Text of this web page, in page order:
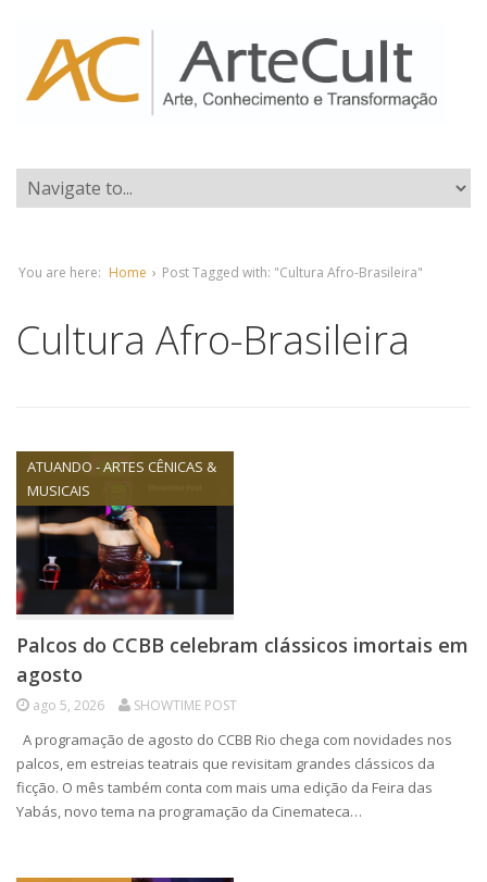
You are here: Home › Post Tagged with: "Cultura Afro-Brasileira"
Cultura Afro-Brasileira
ATUANDO - ARTES CÊNICAS &
MUSICAIS
Palcos do CCBB celebram clássicos imortais em
agosto
ago 5, 2026 SHOWTIME POST
A programação de agosto do CCBB Rio chega com novidades nos
palcos, em estreias teatrais que revisitam grandes clássicos da
ficção. O mês também conta com mais uma edição da Feira das
Yabás, novo tema na programação da Cinemateca…